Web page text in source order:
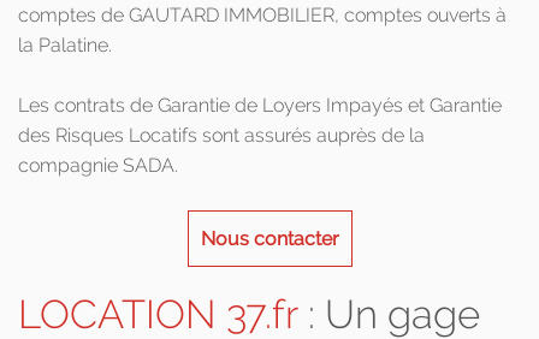
comptes de GAUTARD IMMOBILIER, comptes ouverts à
la Palatine.
Les contrats de Garantie de Loyers Impayés et Garantie
des Risques Locatifs sont assurés auprès de la
compagnie SADA.
Nous contacter
LOCATION 37.fr : Un gage